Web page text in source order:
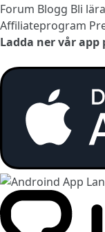
Forum Blogg Bli
Affiliateprogram
Ladda ner vår app